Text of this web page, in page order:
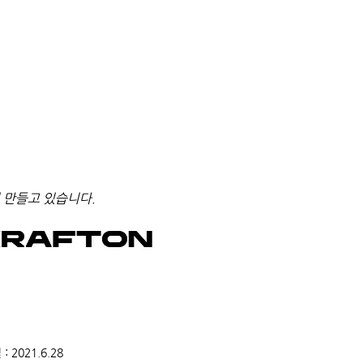
들고 있습니다.
: 2021.6.28